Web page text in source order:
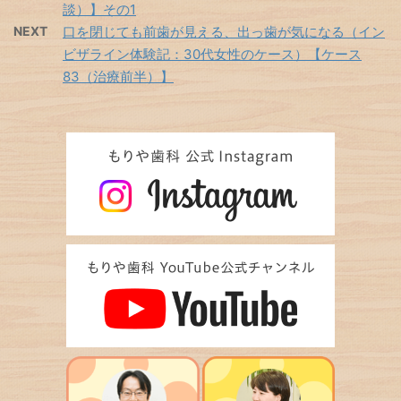
談）】その1
NEXT
口を閉じても前歯が見える、出っ歯が気になる（イン
ビザライン体験記：30代女性のケース）【ケース
83（治療前半）】